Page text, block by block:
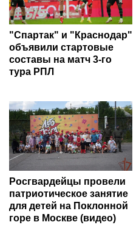
"Спартак" и "Краснодар"
объявили стартовые
составы на матч 3-го
тура РПЛ
Росгвардейцы провели
патриотическое занятие
для детей на Поклонной
горе в Москве (видео)